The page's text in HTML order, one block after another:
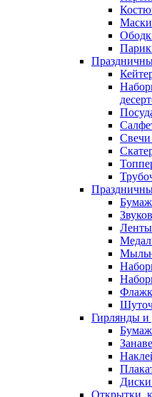
Маски
Свечи
Ленты
Гирлянды и
Открытки,